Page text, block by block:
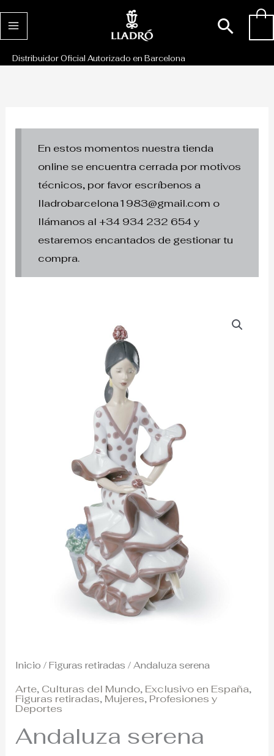
al
Distribuidor Oficial Autorizado en Barcelona
En estos momentos nuestra tienda
online se encuentra cerrada por motivos
técnicos, por favor escríbenos a
lladrobarcelona1983@gmail.com o
llámanos al +34 934 232 654 y
estaremos encantados de gestionar tu
compra.
Inicio /Figuras retiradas / Andaluza serena
Arte, Culturas del Mundo, Exclusivo en España,
Figuras retiradas, Mujeres, Profesiones y
Deportes
Andaluza serena